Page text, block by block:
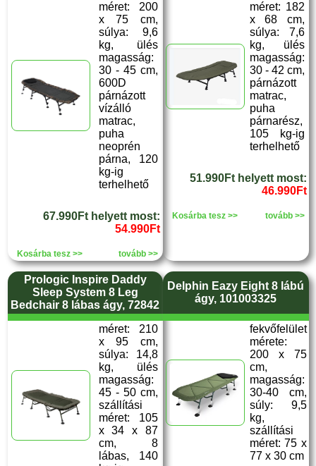
méret: 200
x 75 cm,
súlya: 9,6
kg, ülés
magasság:
30 - 45 cm,
600D
párnázott
vízálló
matrac,
puha
neoprén
párna, 120
kg-ig
terhelhető
67.990Ft helyett most:
54.990Ft
Kosárba tesz >> tovább >>
méret: 182
x 68 cm,
súlya: 7,6
kg, ülés
magasság:
30 - 42 cm,
párnázott
matrac,
puha
párnarész,
105 kg-ig
terhelhető
51.990Ft helyett most:
46.990Ft
Kosárba tesz >> tovább >>
Prologic Inspire Daddy
Sleep System 8 Leg
Bedchair 8 lábas ágy, 72842
méret: 210
x 95 cm,
súlya: 14,8
kg, ülés
magasság:
45 - 50 cm,
szállítási
méret: 105
x 34 x 87
cm, 8
lábas, 140
Delphin Eazy Eight 8 lábú
ágy, 101003325
fekvőfelület
mérete:
200 x 75
cm,
magasság:
30-40 cm,
súly: 9,5
kg,
szállítási
méret: 75 x
77 x 30 cm